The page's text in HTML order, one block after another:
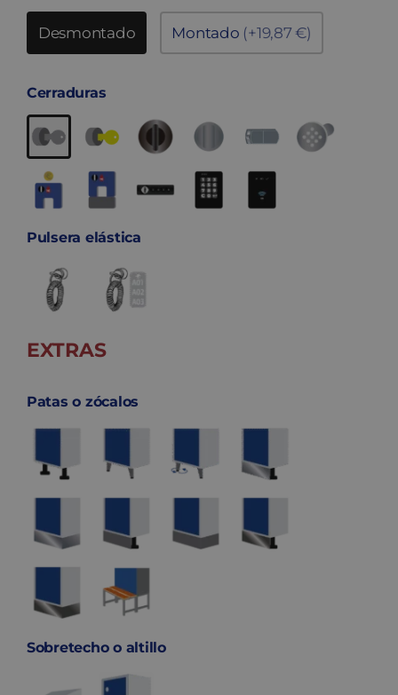
Desmontado Montado (+19,87 €)
Cerraduras
Pulsera elástica
EXTRAS
Patas o zócalos
Sobretecho o altillo